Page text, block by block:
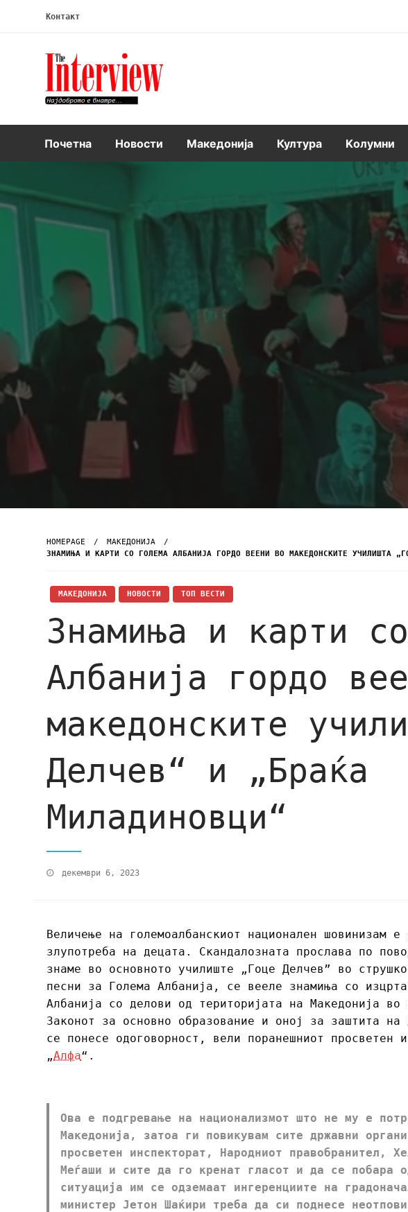
Контакт
Интервју
Почетна Новости Македонија Култура Kолумни
HOMEPAGE
МАКЕДОНИЈА
ЗНАМИЊА И КАРТИ СО ГОЛЕМА АЛБАНИЈА ГОРДО ВЕЕНИ ВО МАКЕДОНСКИТЕ УЧИЛИШТА
МАКЕДОНИЈА НОВОСТИ ТОП ВЕСТИ
Знамиња и карти
Албанија гордо
македонските
Делчев“ и „Браќа
Миладиновци“
декември 6, 2023
Величење на големоалбанскиот национален шовинизам
злупотреба на децата. Скандалозната прослава по
знаме во основното училиште „Гоце Делчев” во
песни за Голема Албанија, се вееле знамиња со
Албанија со делови од територијата на Македонија
Законот за основно образование и оној за заштита
се понесе одоговорност, вели поранешниот просветен
„Алфа“.
Ова е подгревање на национализмот што не му е
Македонија, затоа ги повикувам сите државни
просветен инспекторат, Народниот правобранител,
Меѓаши и сите да го кренат гласот и да се побара
ситуација им се одземаат ингеренциите на
министер Јетон Шаќири треба да си поднесе